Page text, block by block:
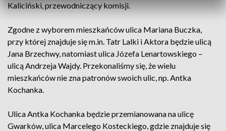
Kaliciński, przewodniczący komisji.
Zgodne z wyborem mieszkańców ulica Mariana Buczka,
przy której znajduje się m.in. Tatr Lalki i Aktora będzie ulicą
Jana Brzechwy, natomiast ulica Józefa Lenartowskiego –
ulicą Andrzeja Wajdy. Przekonaliśmy się, że wielu
mieszkańców nie zna patronów swoich ulic, np. Antka
Kochanka.
Ulica Antka Kochanka będzie przemianowana na ulicę
Gwarków, ulica Marcelego Kosteckiego, gdzie znajduje się